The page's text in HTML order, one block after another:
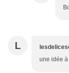
L
une idée